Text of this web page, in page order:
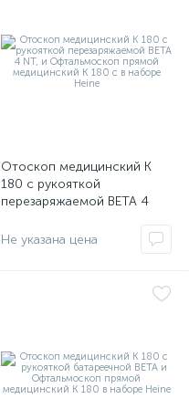
Отоскоп медицинский К
180 с рукояткой
перезаряжаемой BETA 4
прямой медицинский К 180
Не указана цена